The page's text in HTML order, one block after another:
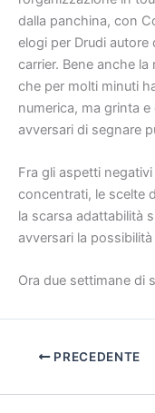
dalla panchina, con
elogi per Drudi
carrier. Bene anche
che per molti minuti
numerica, ma grinta
avversari di segnare
Fra gli aspetti negativi
concentrati, le scelte
la scarsa adattabilità
avversari la
Ora due settimane di
PRECEDENTE